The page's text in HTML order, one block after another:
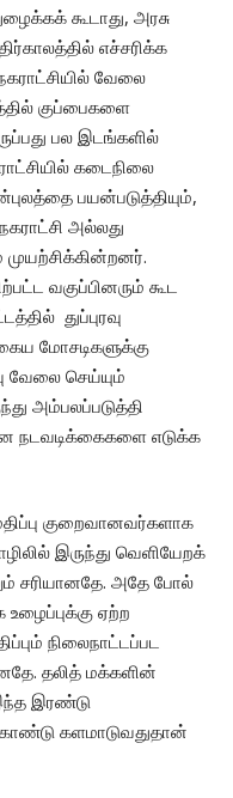
கூடாது, அரசு
எச்சரிக்க
வேலை
குப்பைகளை
பல இடங்களில்
கடைநிலை
பயன்படுத்தியும்,
அல்லது
முயற்சிக்கின்றனர்.
வகுப்பினரும் கூட
துப்புரவு
மோசடிகளுக்கு
வேலை செய்யும்
அம்பலப்படுத்தி
நடவடிக்கைகளை எடுக்க
குறைவானவர்களாக
இருந்து வெளியேறக்
சரியானதே. அதே போல்
ஏற்ற
நிலைநாட்டப்பட
தலித் மக்களின்
இரண்டு
களமாடுவதுதான்